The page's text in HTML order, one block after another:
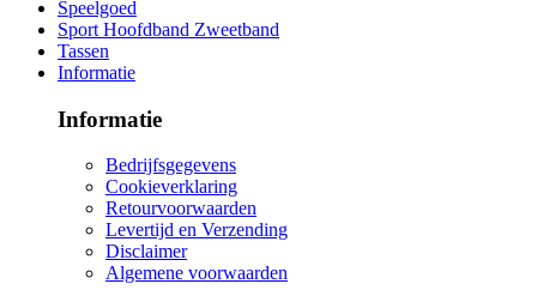
Speelgoed
Sport Hoofdband Zweetband
Tassen
Informatie
Informatie
Bedrijfsgegevens
Cookieverklaring
Retourvoorwaarden
Levertijd en Verzending
Disclaimer
Algemene voorwaarden